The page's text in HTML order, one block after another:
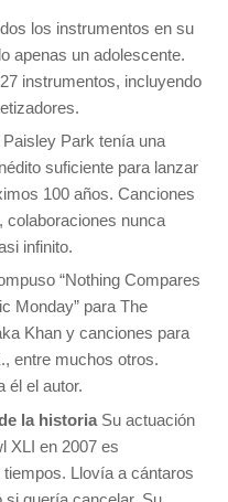
los instrumentos en su
apenas un adolescente.
instrumentos, incluyendo
Paisley Park tenía una
suficiente para lanzar
100 años. Canciones
colaboraciones nunca
infinito.
“Nothing Compares
Monday” para The
Khan y canciones para
entre muchos otros.
él el autor.
la historia Su actuación
XLI en 2007 es
Llovía a cántaros